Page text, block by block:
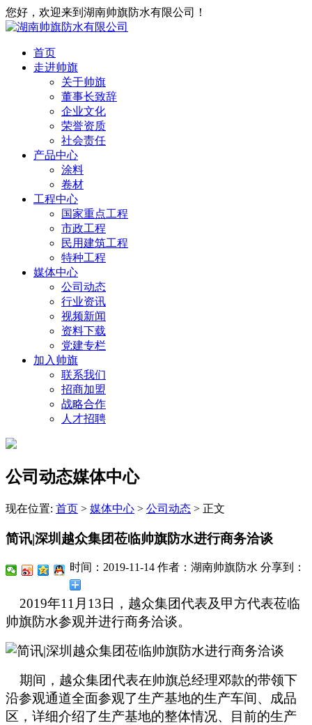
您好，欢迎来到湖南帅旗防水有限公司！
首页
走进帅旗
关于帅旗
董事长致辞
企业文化
荣誉资质
社会责任
产品中心
涂料
卷材
工程中心
国家重点工程
市政工程
民用建筑工程
特种工程
媒体中心
公司动态
行业资讯
视频新闻
资料下载
党建专栏
加入帅旗
联系我们
招商加盟
战略合作
人才招聘
公司动态媒体中心
现在位置: 首页 > 媒体中心 > 公司动态 > 正文
简讯|深圳越众集团莅临帅旗防水进行商务洽谈
时间：2019-11-14 作者：湖南帅旗防水 分享到：
2019年11月13日，越众集团代表及甲方代表莅临
帅旗防水参观并进行商务洽谈。
期间，越众集团代表在帅旗总经理邓款的带领下
沿参观通道全面参观了生产基地的生产车间、成品
区，详细介绍了生产基地的整体情况、目前的生产